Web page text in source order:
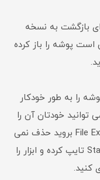
بازگشت به نسخه
است پوشه را باز کرده
را به طور خودکار
خودتان آن را
حذف کنید. اگر سعی کنید از طریق File Explorer بروید حذف نمی
شود ، بنابراین Disk Cleanup را در منوی Start تایپ کرده و ابزار را
کنید.